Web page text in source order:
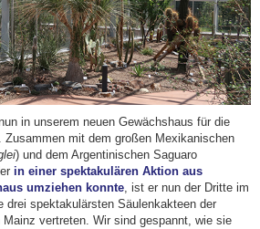
in unserem neuen Gewächshaus für die
Zusammen mit dem großen Mexikanischen
) und dem Argentinischen Saguaro
in einer spektakulären Aktion aus
umziehen konnte, ist er nun der Dritte im
drei spektakulärsten Säulenkakteen der
vertreten. Wir sind gespannt, wie sie